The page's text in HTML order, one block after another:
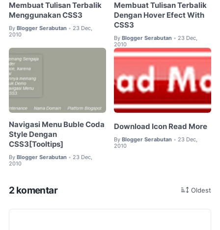
Membuat Tulisan Terbalik
Menggunakan CSS3
By Blogger Serabutan • 23 Dec,
2010
Membuat Tulisan Terbalik
Dengan Hover Efect With
CSS3
By Blogger Serabutan • 23 Dec,
2010
Navigasi Menu Buble Coda
Style Dengan
CSS3[Tooltips]
By Blogger Serabutan • 23 Dec,
2010
Download Icon Read More
By Blogger Serabutan • 23 Dec,
2010
2 komentar Oldest